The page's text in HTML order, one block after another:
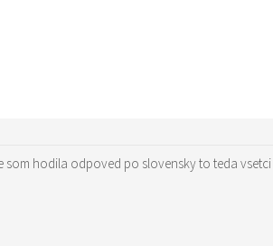
hodila odpoved po slovensky to teda